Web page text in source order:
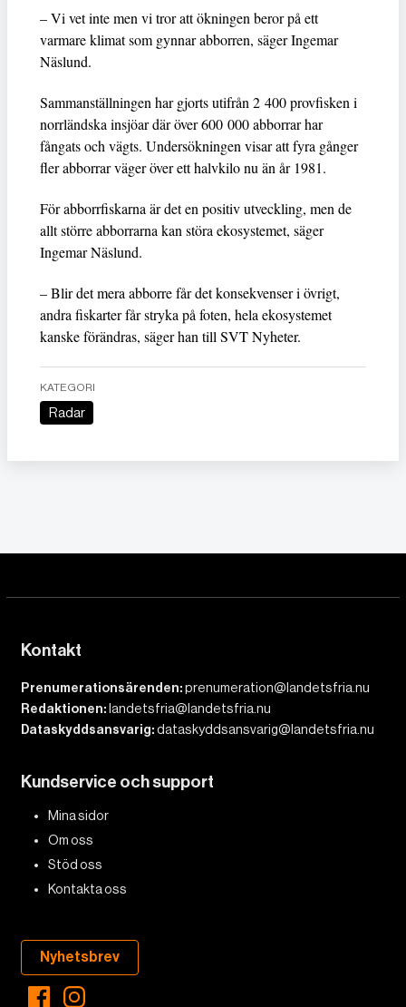
– Vi vet inte men vi tror att ökningen beror på ett
varmare klimat som gynnar abborren, säger Ingemar
Näslund.
Sammanställningen har gjorts utifrån 2 400 provfisken i
norrländska insjöar där över 600 000 abborrar har
fångats och vägts. Undersökningen visar att fyra gånger
fler abborrar väger över ett halvkilo nu än år 1981.
För abborrfiskarna är det en positiv utveckling, men de
allt större abborrarna kan störa ekosystemet, säger
Ingemar Näslund.
– Blir det mera abborre får det konsekvenser i övrigt,
andra fiskarter får stryka på foten, hela ekosystemet
kanske förändras, säger han till SVT Nyheter.
KATEGORI
Radar
Kontakt
Prenumerationsärenden:prenumeration@landetsfria.nu
Redaktionen:landetsfria@landetsfria.nu
Dataskyddsansvarig:dataskyddsansvarig@landetsfria.nu
Kundservice och support
Mina sidor
Om oss
Stöd oss
Kontakta oss
Nyhetsbrev